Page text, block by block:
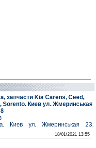
запчасти Kia Carens, Ceed,
Sorento. Киев ул. Жмеринськая
Киев ул. Жмеринськая 23.
18/01/2021 13:55